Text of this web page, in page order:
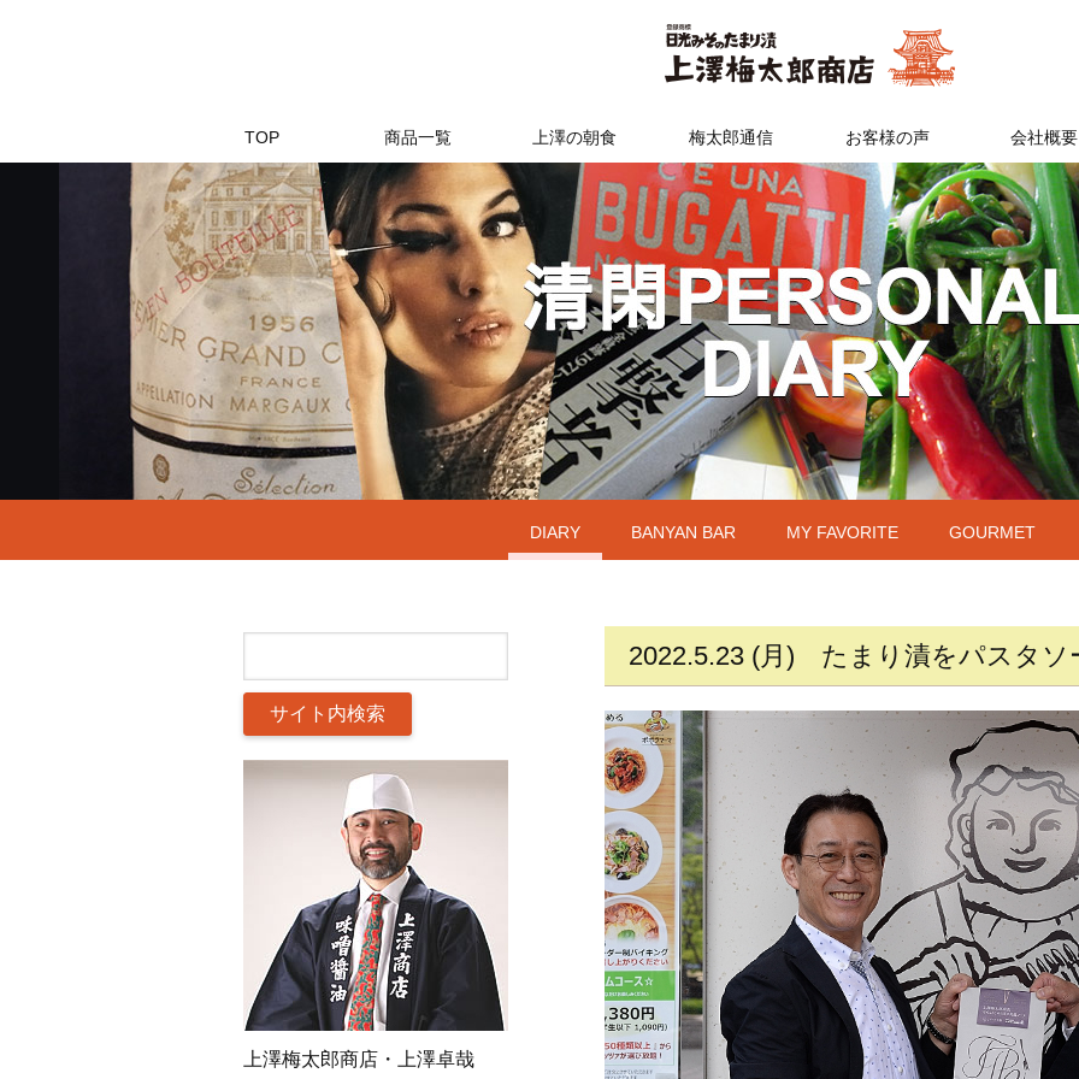
TOP 商品一覧 上澤の朝食 梅太郎通信 お客様の声 会社概要
DIARY BANYAN BAR MY FAVORITE GOURMET
2022.5.23 (月) たまり漬をパスタソ
上澤梅太郎商店・上澤卓哉